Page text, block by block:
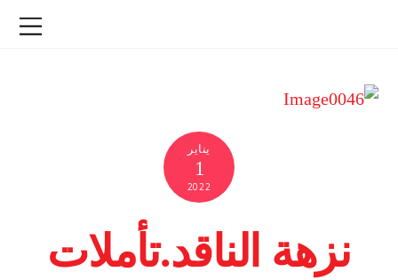
يناير
1
2022
نزهة الناقد.تأملات